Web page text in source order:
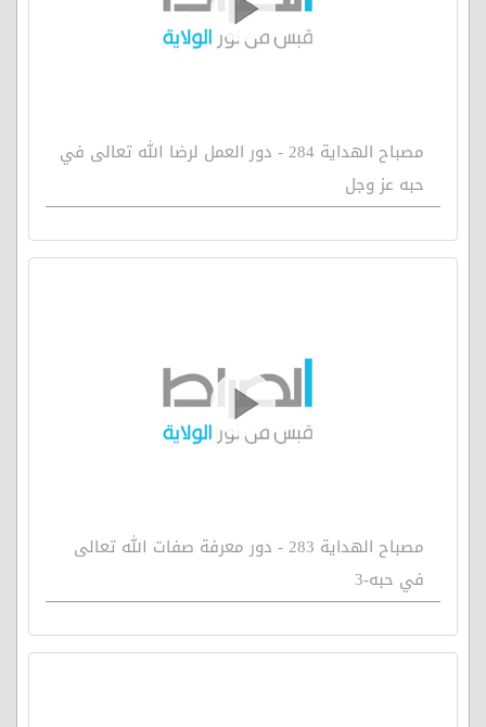
مصباح الهداية 284 - دور العمل لرضا الله تعالى في
حبه عز وجل
مصباح الهداية 283 - دور معرفة صفات الله تعالى
في حبه-3